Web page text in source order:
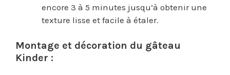
encore 3 à 5 minutes jusqu’à obtenir une
texture lisse et facile à étaler.
Montage et décoration du gâteau
Kinder :